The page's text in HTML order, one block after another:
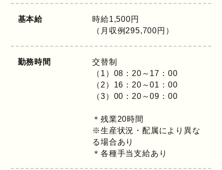
基本給
時給1,500円
（月収例295,700円）
勤務時間
交替制
（1）08：20～17：00
（2）16：20～01：00
（3）00：20～09：00
＊残業20時間
※生産状況・配属により異な
る場合あり
＊各種手当支給あり